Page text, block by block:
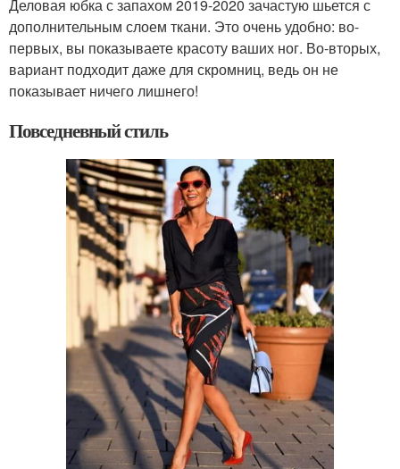
Деловая юбка с запахом 2019-2020 зачастую шьется с
дополнительным слоем ткани. Это очень удобно: во-
первых, вы показываете красоту ваших ног. Во-вторых,
вариант подходит даже для скромниц, ведь он не
показывает ничего лишнего!
Повседневный стиль